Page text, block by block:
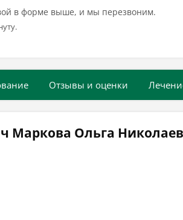
в форме выше, и мы перезвоним.
Отзывы и оценки
Маркова Ольга